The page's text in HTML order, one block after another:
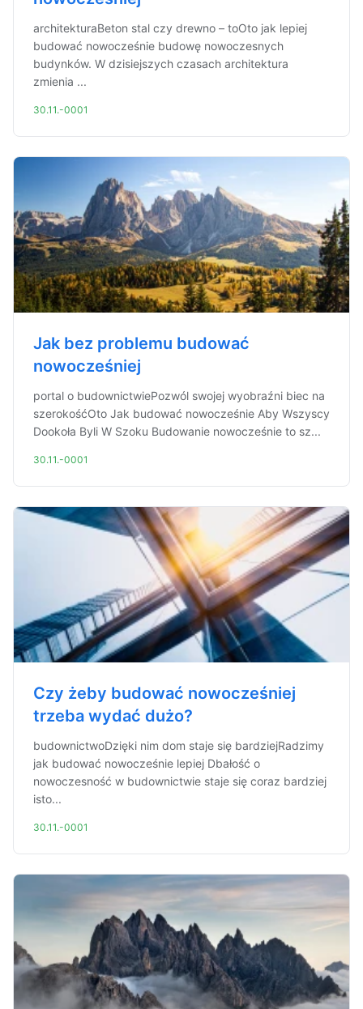
architekturaBeton stal czy drewno – toOto jak lepiej
budować nowocześnie budowę nowoczesnych
budynków. W dzisiejszych czasach architektura
zmienia ...
30.11.-0001
Jak bez problemu budować
nowocześniej
portal o budownictwiePozwól swojej wyobraźni biec na
szerokośćOto Jak budować nowocześnie Aby Wszyscy
Dookoła Byli W Szoku Budowanie nowocześnie to sz...
30.11.-0001
Czy żeby budować nowocześniej
trzeba wydać dużo?
budownictwoDzięki nim dom staje się bardziejRadzimy
jak budować nowocześnie lepiej Dbałość o
nowoczesność w budownictwie staje się coraz bardziej
isto...
30.11.-0001